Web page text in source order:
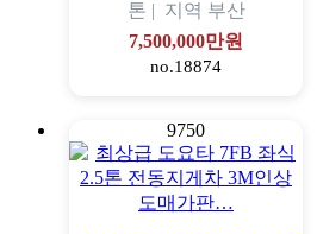
톤 | 지역 부산
7,500,000만원
no.18874
9750